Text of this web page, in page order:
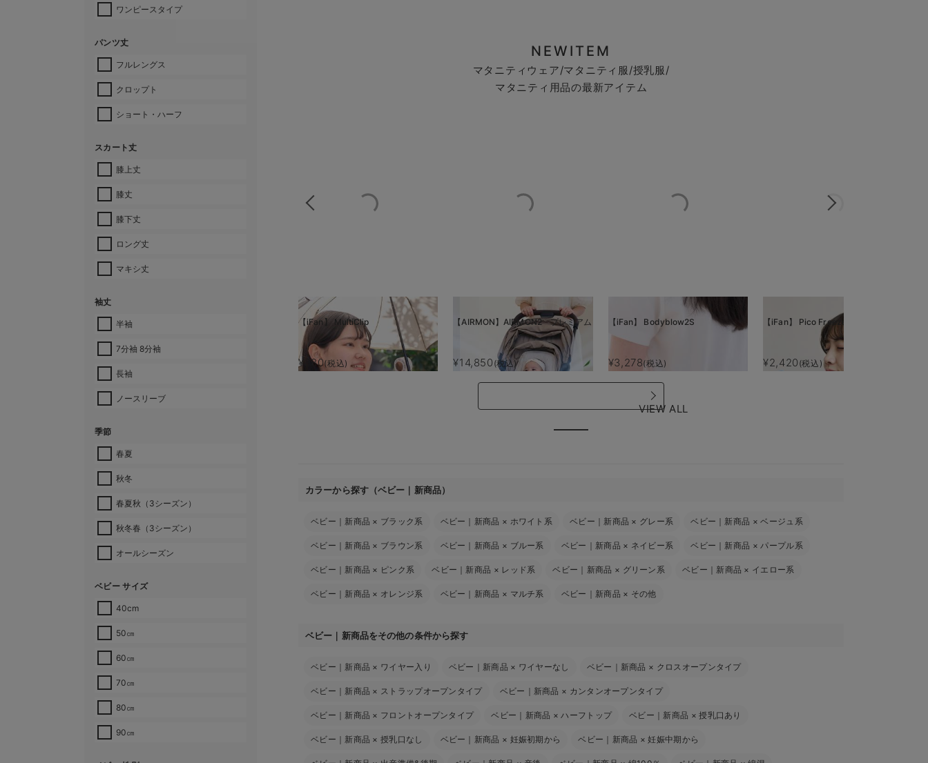
ワンピースタイプ
パンツ丈
フルレングス
クロップト
ショート・ハーフ
スカート丈
膝上丈
膝丈
膝下丈
ロング丈
マキシ丈
袖丈
半袖
7分袖 8分袖
長袖
ノースリーブ
季節
春夏
秋冬
春夏秋（3シーズン）
秋冬春（3シーズン）
オールシーズン
ベビー サイズ
40cm
50㎝
60㎝
70㎝
80㎝
90㎝
NEWITEM
マタニティウェア/マタニティ服/授乳服/
マタニティ用品の最新アイテム
【iFan】 MultiClip
¥880(税込)
【AIRMON】AIRMON2 プレミアム
¥14,850 (税込)
【iFan】 Bodyblow2S
¥3,278(税込)
【iFan】 Pico Freeze
¥2,420 (税込)
VIEW ALL
カラーから探す（ベビー｜新商品）
ベビー｜新商品 × ブラック系 ベビー｜新商品 × ホワイト系 ベビー｜新商品 × グレー系 ベビー｜新商品 ×ベージュ系
ベビー｜新商品 × ブラウン系 ベビー｜新商品 × ブルー系 ベビー｜新商品 × ネイビー系 ベビー｜新商品 × パープル系
ベビー｜新商品 × ピンク系 ベビー｜新商品 × レッド系 ベビー｜新商品 × グリーン系 ベビー｜新商品 × イエロー系
ベビー｜新商品 × オレンジ系 ベビー｜新商品 × マルチ系 ベビー｜新商品 × その他
ベビー｜新商品をその他の条件から探す
ベビー｜新商品 × ワイヤー入り ベビー｜新商品 × ワイヤーなし ベビー｜新商品 × クロスオープンタイプ
ベビー｜新商品 × ストラップオープンタイプ ベビー｜新商品 × カンタンオープンタイプ
ベビー｜新商品 × フロントオープンタイプ ベビー｜新商品 × ハーフトップ ベビー｜新商品 ×授乳口あり
ベビー｜新商品 ×授乳口なし ベビー｜新商品 × 妊娠初期から ベビー｜新商品 ×妊娠中期から